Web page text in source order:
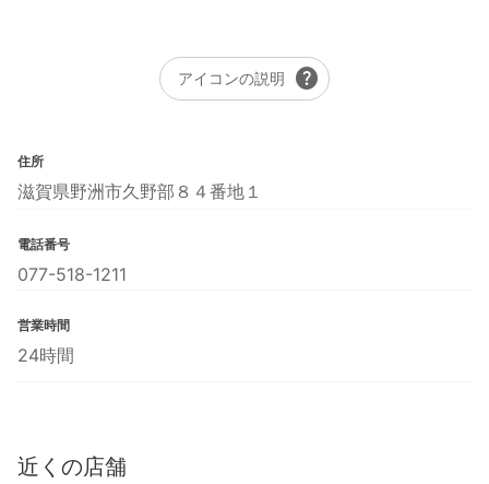
アイコンの説明 help
住所
滋賀県野洲市久野部８４番地１
電話番号
077-518-1211
営業時間
24時間
近くの店舗